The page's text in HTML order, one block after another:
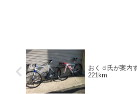
おくｄ氏が案内
221km